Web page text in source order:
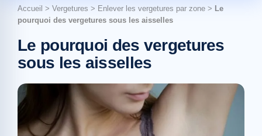
Accueil > Vergetures > Enlever les vergetures par zone > Le
pourquoi des vergetures sous les aisselles
Le pourquoi des vergetures
sous les aisselles